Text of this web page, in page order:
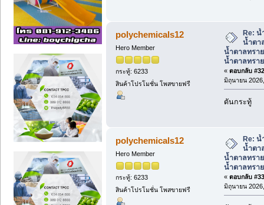
polychemicals12
Hero Member
กระทู้: 6233
สินค้าโปรโมชั่น โพสขายฟรี
Re: น้
น้ำตา
น้ำตาลทรา
น้ำตาลทรา
« ตอบกลับ
มิถุนายน
ดันกระทู้
polychemicals12
Hero Member
กระทู้: 6233
สินค้าโปรโมชั่น โพสขายฟรี
Re: น้
น้ำตา
น้ำตาลทรา
น้ำตาลทรา
« ตอบกลับ
มิถุนายน